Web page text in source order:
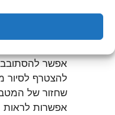
אפשר להסתובב
להצטרף לסיור
שחזור של
אפשרות